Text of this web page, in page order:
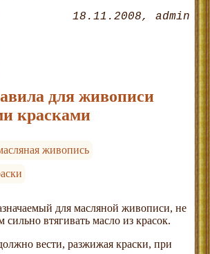
18.11.2008 admin
для живописи
красками
живопись
для масляной живописи, не
втягивать масло из красок.
вести, разжижая краски, при